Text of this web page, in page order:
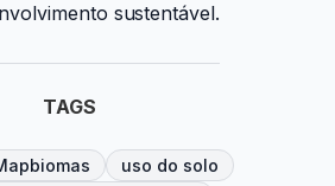
sustentável.
TAGS
uso do solo